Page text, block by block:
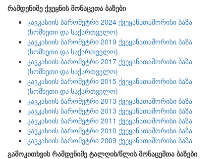
რამდენიმე ქვეყნის მონაცეთა ბაზები
კავკასიის ბარომეტრი 2024 ქვეყანათაშორისი ბაზა
(სომხეთი და საქართველო)
კავკასიის ბარომეტრი 2019 ქვეყანათაშორისი ბაზა
(სომხეთი და საქართველო)
კავკასიის ბარომეტრი 2017 ქვეყანათაშორისი ბაზა
(სომხეთი და საქართველო)
კავკასიის ბარომეტრი 2015 ქვეყანათაშორისი ბაზა
(სომხეთი და საქართველო)
კავკასიის ბარომეტრი 2013 ქვეყანათაშორისი ბაზა
კავკასიის ბარომეტრი 2013 ქვეყანათაშორისი ბაზა
კავკასიის ბარომეტრი 2011 ქვეყანათაშორისი ბაზა
კავკასიის ბარომეტრი 2010 ქვეყანათაშორისი ბაზა
კავკასიის ბარომეტრი 2009 ქვეყანათაშორისი ბაზა
გამოკითხვის რამდენიმე ტალღის/წლის მონაცემთა ბაზები